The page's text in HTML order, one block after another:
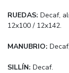
RUEDAS: Decaf,
12x100 / 12x142.
MANUBRIO:
SILLÍN: Decaf.